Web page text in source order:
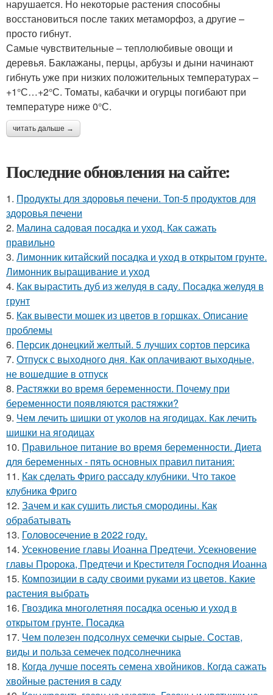
нарушается. Но некоторые растения способны
восстановиться после таких метаморфоз, а другие –
просто гибнут.
Самые чувствительные – теплолюбивые овощи и
деревья. Баклажаны, перцы, арбузы и дыни начинают
гибнуть уже при низких положительных температурах –
+1°С…+2°С. Томаты, кабачки и огурцы погибают при
температуре ниже 0°С.
читать дальше →
Последние обновления на сайте:
1. Продукты для здоровья печени. Топ-5 продуктов для
здоровья печени
2. Малина садовая посадка и уход. Как сажать
правильно
3. Лимонник китайский посадка и уход в открытом грунте.
Лимонник выращивание и уход
4. Как вырастить дуб из желудя в саду. Посадка желудя в
грунт
5. Как вывести мошек из цветов в горшках. Описание
проблемы
6. Персик донецкий желтый. 5 лучших сортов персика
7. Отпуск с выходного дня. Как оплачивают выходные,
не вошедшие в отпуск
8. Растяжки во время беременности. Почему при
беременности появляются растяжки?
9. Чем лечить шишки от уколов на ягодицах. Как лечить
шишки на ягодицах
10. Правильное питание во время беременности. Диета
для беременных - пять основных правил питания:
11. Как сделать Фриго рассаду клубники. Что такое
клубника Фриго
12. Зачем и как сушить листья смородины. Как
обрабатывать
13. Головосечение в 2022 году.
14. Усекновение главы Иоанна Предтечи. Усекновение
главы Пророка, Предтечи и Крестителя Господня Иоанна
15. Композиции в саду своими руками из цветов. Какие
растения выбрать
16. Гвоздика многолетняя посадка осенью и уход в
открытом грунте. Посадка
17. Чем полезен подсолнух семечки сырые. Состав,
виды и польза семечек подсолнечника
18. Когда лучше посеять семена хвойников. Когда сажать
хвойные растения в саду